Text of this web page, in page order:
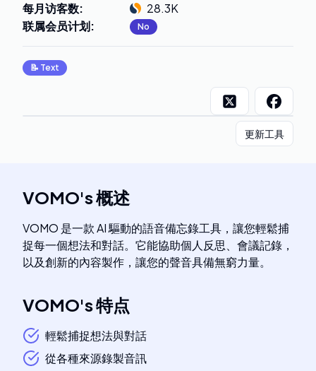
每月访客数:
28.3K
联属会员计划: No
📝 Text
更新工具
VOMO's概述
VOMO 是一款 AI 驅動的語音備忘錄工具，讓您輕鬆捕
捉每一個想法和對話。它能協助個人反思、會議記錄，
以及創新的內容製作，讓您的聲音具備無窮力量。
VOMO's特点
輕鬆捕捉想法與對話
從各種來源錄製音訊